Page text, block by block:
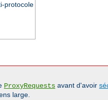
protocole
ProxyRequests avant d'avoir
large.